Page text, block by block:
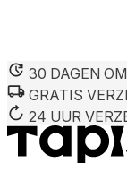
30 DAGEN
GRATIS
24 UUR
We